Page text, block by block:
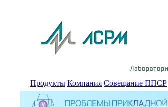
Продукты Компания Совещание ППСР